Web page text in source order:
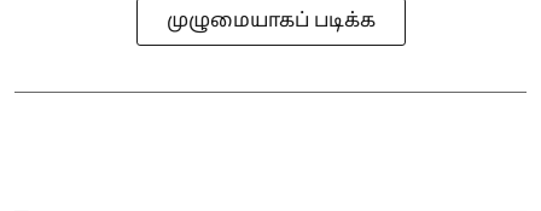
முழுமையாகப் படிக்க